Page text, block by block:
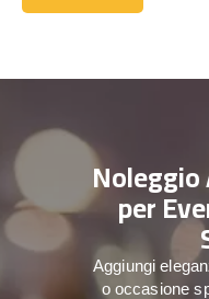
Contattaci
per
Aggiungi
o occasione